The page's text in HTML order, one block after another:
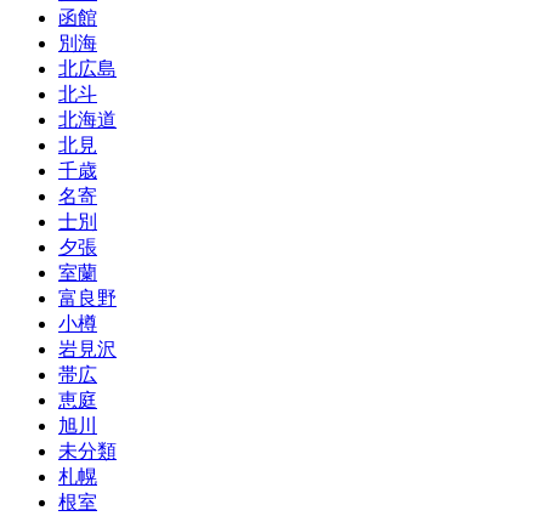
函館
別海
北広島
北斗
北海道
北見
千歳
名寄
士別
夕張
室蘭
富良野
小樽
岩見沢
帯広
恵庭
旭川
未分類
札幌
根室